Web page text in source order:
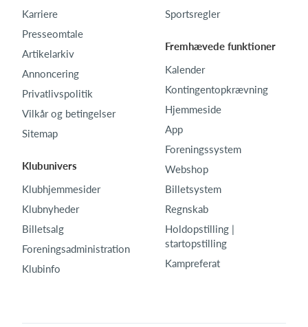
Karriere
Presseomtale
Artikelarkiv
Annoncering
Privatlivspolitik
Vilkår og betingelser
Sitemap
Klubunivers
Klubhjemmesider
Klubnyheder
Billetsalg
Foreningsadministration
Klubinfo
Sportsregler
Fremhævede funktioner
Kalender
Kontingentopkrævning
Hjemmeside
App
Foreningssystem
Webshop
Billetsystem
Regnskab
Holdopstilling |
startopstilling
Kampreferat